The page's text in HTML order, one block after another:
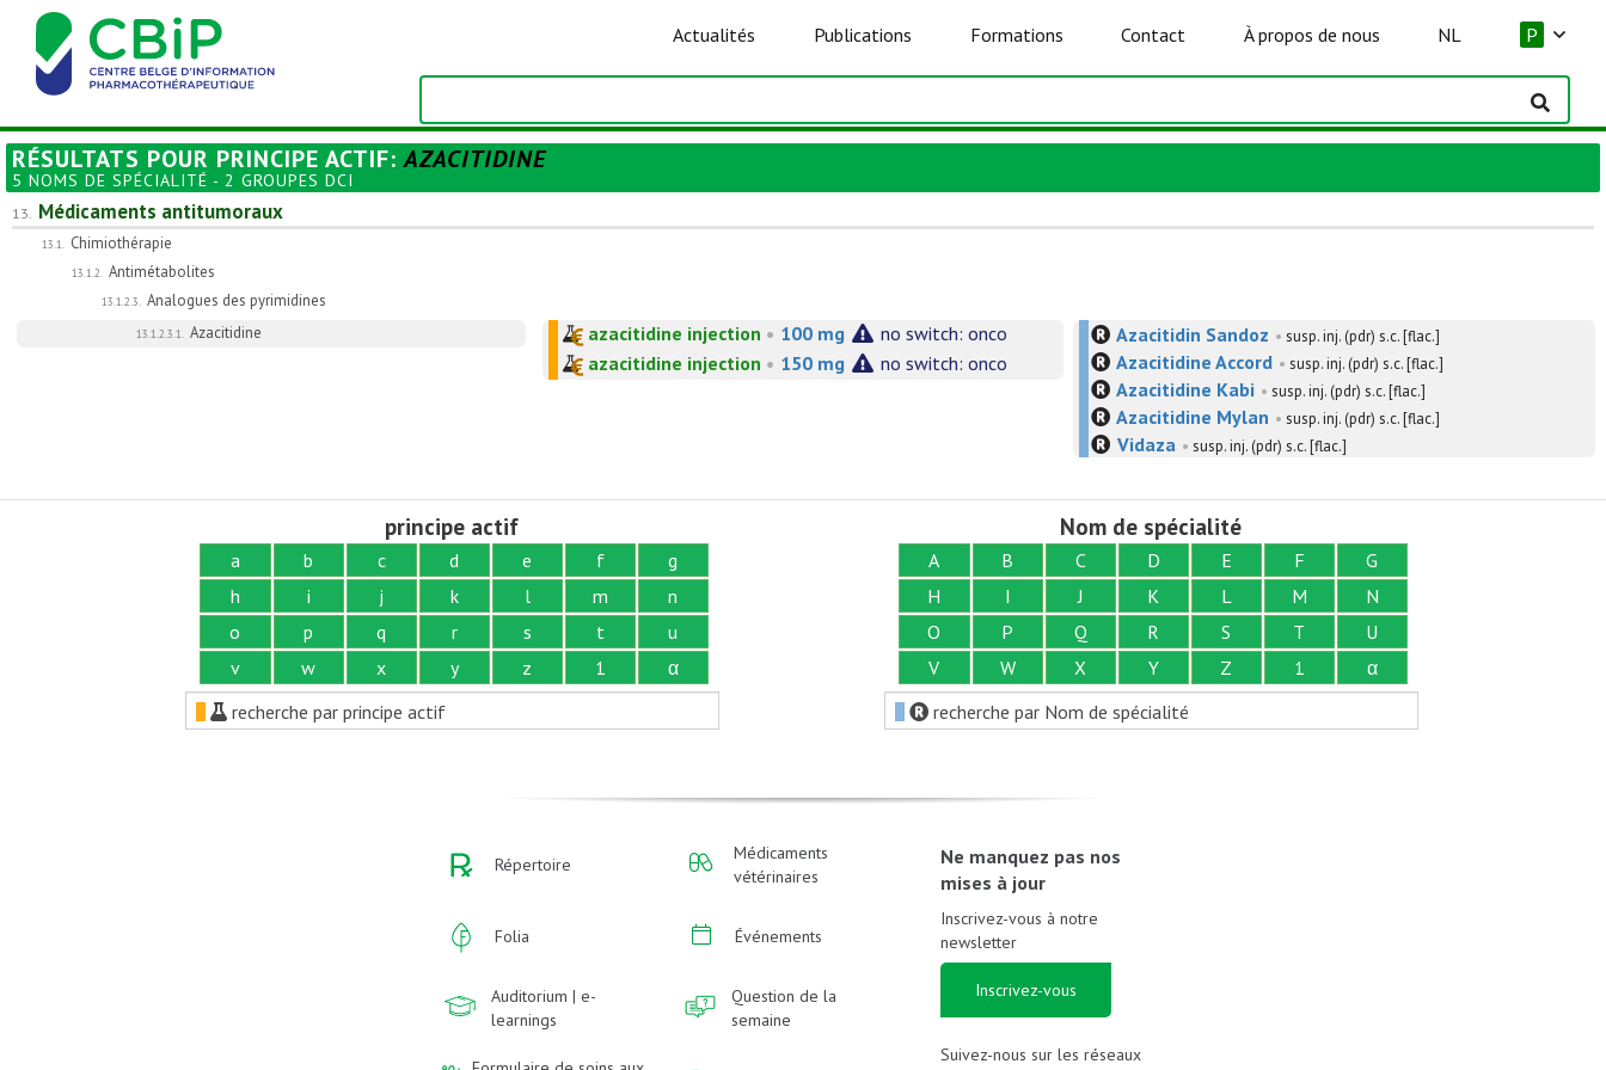
Actualités Publications Formations Contact À propos de nous NL P
RÉSULTATS POUR PRINCIPE ACTIF:AZACITIDINE
5 NOMS DE SPÉCIALITÉ - 2 GROUPES DCI
13. Médicaments antitumoraux
13.1. Chimiothérapie
13.1.2. Antimétabolites
13.1.2.3. Analogues des pyrimidines
13.1.2.3.1. Azacitidine azacitidine injection • 100 mg
no switch: onco
azacitidine injection • 150 mg no switch: onco
Azacitidin Sandoz •susp. inj. (pdr) s.c. [flac.]
Azacitidine Accord •susp. inj. (pdr) s.c. [flac.]
Azacitidine Kabi •susp. inj. (pdr) s.c. [flac.]
Azacitidine Mylan •susp. inj. (pdr) s.c. [flac.]
Vidaza •susp. inj. (pdr) s.c. [flac.]
principe actif
a b c d e f
g
h
i j k l m
n
o
p q r s t
u
v
w x y z 1
α
recherche par principe actif
Nom de spécialité
A B C D E F
G
H
I J K L M
N
O
P Q R S T
U
V
W X Y Z 1
α
recherche par Nom de spécialité
Répertoire
Folia
Auditorium | e-
learnings
Médicaments
vétérinaires
Événements
Question de la
semaine
Ne manquez pas nos
mises à jour
Inscrivez-vous à notre
newsletter
Inscrivez-vous
Suivez-nous sur les réseaux